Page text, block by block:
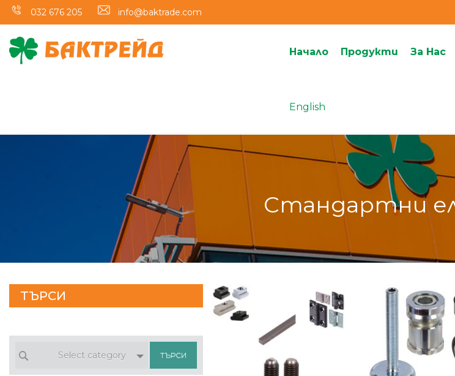
032 676 205 info@baktrade.com
Начало Продукти За Нас
English
Стандартни
ТЪРСИ
Select category